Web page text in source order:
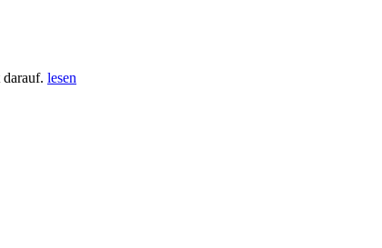
lesen